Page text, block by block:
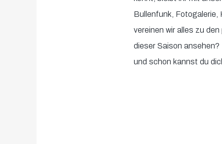
Bullenfunk,
vereinen wir alles zu
dieser Saison
und schon kannst du